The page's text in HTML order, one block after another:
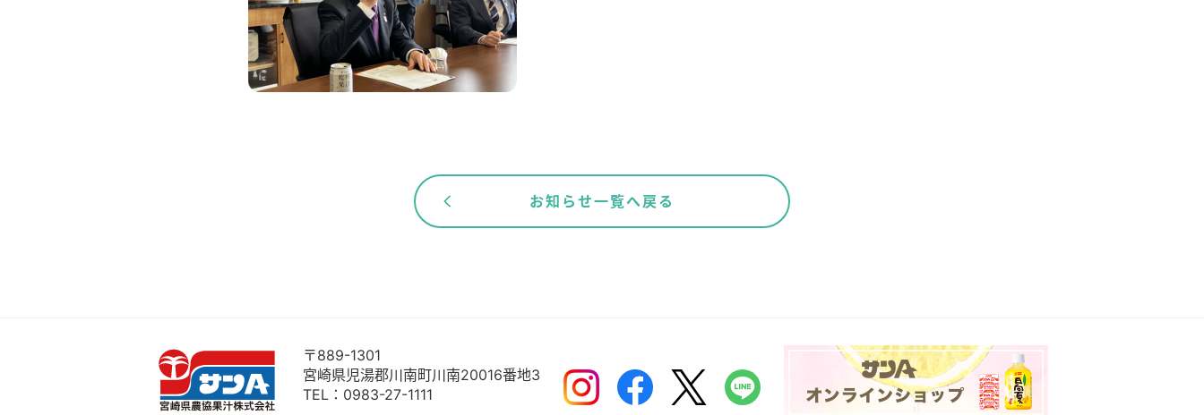
お知らせ一覧へ戻る
〒889-1301
宮崎県児湯郡川南町川南20016番地3
TEL： 0983-27-1111